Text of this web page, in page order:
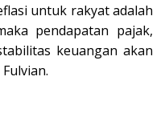
untuk rakyat adalah
pendapatan pajak,
keuangan akan